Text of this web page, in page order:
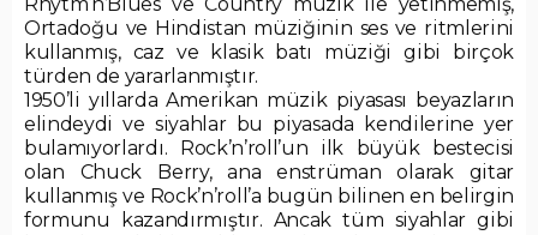
Ortadoğu ve Hindistan müziğinin ses ve ritmlerini
kullanmış, caz ve klasik batı müziği gibi birçok
türden de yararlanmıştır.
1950’li yıllarda Amerikan müzik piyasası beyazların
elindeydi ve siyahlar bu piyasada kendilerine yer
bulamıyorlardı. Rock’n’roll’un ilk büyük bestecisi
olan Chuck Berry, ana enstrüman olarak gitar
kullanmış ve Rock’n’roll’a bugün bilinen en belirgin
formunu kazandırmıştır. Ancak tüm siyahlar gibi